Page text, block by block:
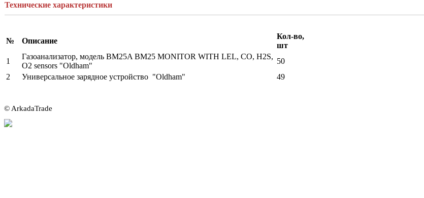
Технические характеристики
№ Описание
Кол-во,
шт
1
Газоанализатор, модель BM25A BM25 MONITOR WITH LEL, CO, H2S,
O2 sensors "Oldham"
50
2
Универсальное зарядное устройство "Oldham" 49
© ArkadaTrade